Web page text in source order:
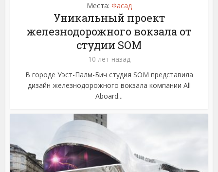
Места: Фасад
Уникальный проект
железнодорожного вокзала от
студии SOM
10 лет назад
В городе Уэст-Палм-Бич студия SOM представила
дизайн железнодорожного вокзала компании All
Aboard...